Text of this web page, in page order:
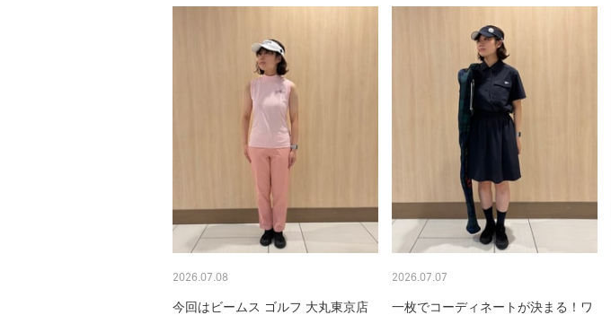
2026.07.08
今回はビームス ゴルフ 大丸東京店
2026.07.07
一枚でコーディネートが決まる！ワ